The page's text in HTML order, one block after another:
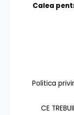
Calea
Politica
CE